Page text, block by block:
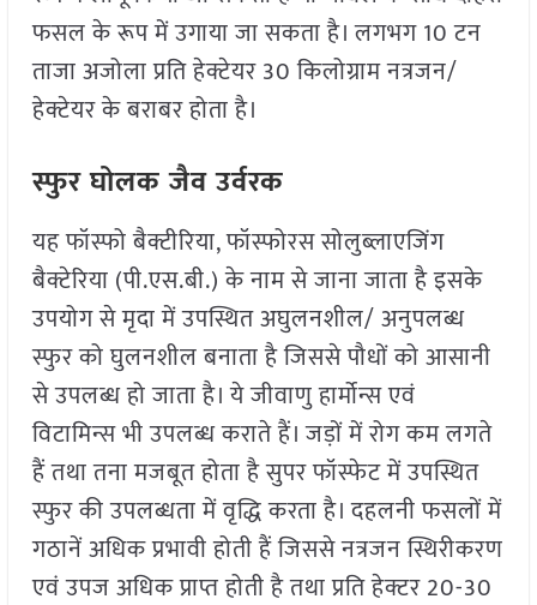
फसल के रूप में उगाया जा सकता है। लगभग 10 टन
ताजा अजोला प्रति हेक्टेयर 30 किलोग्राम नत्रजन/
हेक्टेयर के बराबर होता है।
स्फुर घोलक जैव उर्वरक
यह फॉस्फो बैक्टीरिया, फॉस्फोरस सोलुब्लाएजिंग
बैक्टेरिया (पी.एस.बी.) के नाम से जाना जाता है इसके
उपयोग से मृदा में उपस्थित अघुलनशील/ अनुपलब्ध
स्फुर को घुलनशील बनाता है जिससे पौधों को आसानी
से उपलब्ध हो जाता है। ये जीवाणु हार्मोन्स एवं
विटामिन्स भी उपलब्ध कराते हैं। जड़ों में रोग कम लगते
हैं तथा तना मजबूत होता है सुपर फॉस्फेट में उपस्थित
स्फुर की उपलब्धता में वृद्धि करता है। दहलनी फसलों में
गठानें अधिक प्रभावी होती हैं जिससे नत्रजन स्थिरीकरण
एवं उपज अधिक प्राप्त होती है तथा प्रति हेक्टर 20-30